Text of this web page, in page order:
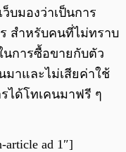
ว็บมองว่าเป็นการ
ร สำหรับคนที่ไม่ทราบ
นการซื้อขายกับตัว
มาและไม่เสียค่าใช้
รได้โทเคนมาฟรี ๆ
article ad 1″]